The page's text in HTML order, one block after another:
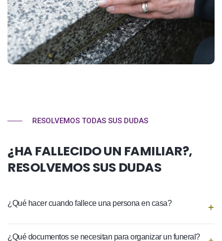
RESOLVEMOS TODAS SUS DUDAS
¿HA FALLECIDO UN FAMILIAR?,
RESOLVEMOS SUS DUDAS
¿Qué hacer cuando fallece una persona en casa?
¿Qué documentos se necesitan para organizar un funeral?